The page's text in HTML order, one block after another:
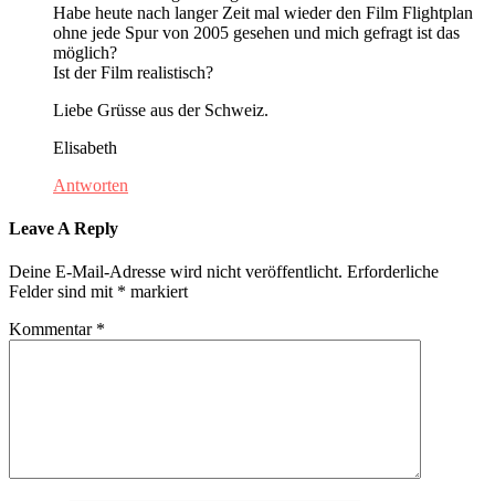
Habe heute nach langer Zeit mal wieder den Film Flightplan
ohne jede Spur von 2005 gesehen und mich gefragt ist das
möglich?
Ist der Film realistisch?
Liebe Grüsse aus der Schweiz.
Elisabeth
Antworten
Leave A Reply
Deine E-Mail-Adresse wird nicht veröffentlicht. Erforderliche
Felder sind mit * markiert
Kommentar *